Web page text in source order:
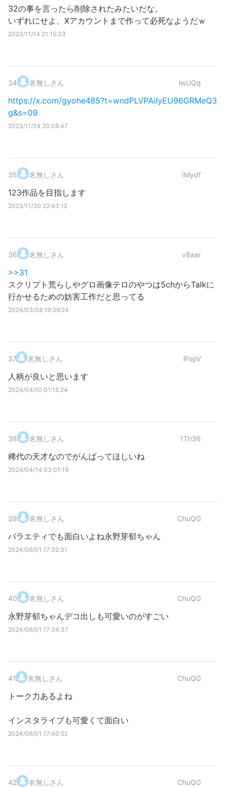
32の事を言ったら削除されたみたいだな。
いずれにせよ、Xアカウントまで作って必死なようだｗ
2023/11/14 21:15:33
34. 名無しさん lwUQq
https://x.com/gyohe485?t=wndPLVPAiIyEU96GRMeQ3
g&s=09
2023/11/24 20:08:47
35. 名無しさん IMydf
123作品を目指します
2023/11/30 22:43:12
36. 名無しさん v8aar
>>31
スクリプト荒らしやグロ画像テロのやつは5chからTalkに
行かせるための妨害工作だと思ってる
2024/03/08 19:39:24
37. 名無しさん lFopV
人柄が良いと思います
2024/04/10 01:15:24
38. 名無しさん 1Th36
稀代の天才なのでがんばってほしいね
2024/04/14 03:01:19
39. 名無しさん ChuQG
バラエティでも面白いよね永野芽郁ちゃん
2024/06/01 17:32:31
40. 名無しさん ChuQG
永野芽郁ちゃんデコ出しも可愛いのがすごい
2024/06/01 17:34:37
41. 名無しさん ChuQG
トーク力あるよね
インスタライブも可愛くて面白い
2024/06/01 17:40:52
42. 名無しさん ChuQG